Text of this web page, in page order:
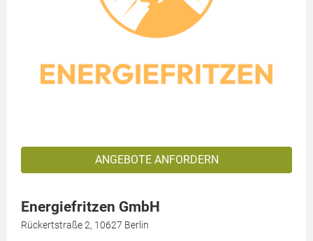
ANGEBOTE ANFORDERN
Energiefritzen GmbH
Rückertstraße 2, 10627 Berlin